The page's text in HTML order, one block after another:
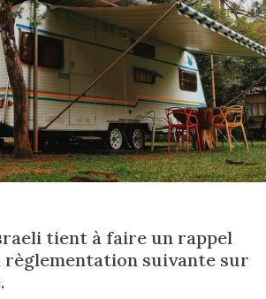
tient à faire un rappel
règlementation suivante sur